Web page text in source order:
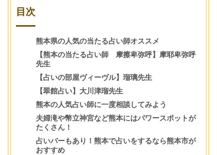
目次
熊本県の人気の当たる占い師オススメ
【熊本の当たる占い師 摩擦卑弥呼】摩耶卑弥呼
先生
【占いの部屋ヴィーヴル】瑠璃先生
【翠館占い】大川津瑠先生
熊本の人気占い師に一度相談してみよう
夫婦滝や幣立神宮など熊本にはパワースポットが
たくさん！
占いバーもあり！熊本で占いをするなら熊本市が
おすすめ